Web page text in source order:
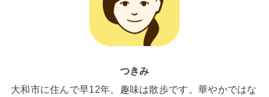
つきみ
大和市に住んで早12年。趣味は散歩です。華やかではな